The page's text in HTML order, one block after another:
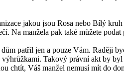
jakou jsou Rosa nebo Bílý
Na manžela pak také můžete
patřil jen a pouze Vám. Raději
Takový právní akt by
chtít, Váš manžel nemusí mít do